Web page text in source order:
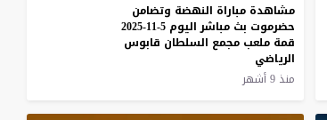
مشاهدة مباراة النهضة وتضامن
حضرموت بث مباشر اليوم 5-11-2025
قمة ملعب مجمع السلطان قابوس
الرياضي
منذ 9 أشهر